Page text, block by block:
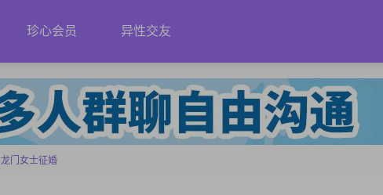
珍心会员 异性交友
龙门女士征婚